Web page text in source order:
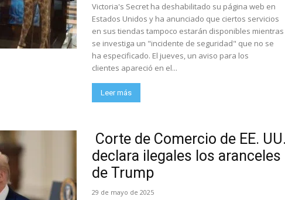
Victoria's Secret ha deshabilitado su página web en
Estados Unidos y ha anunciado que ciertos servicios
en sus tiendas tampoco estarán disponibles mientras
se investiga un "incidente de seguridad" que no se
ha especificado. El jueves, un aviso para los
clientes apareció en el...
Leer más
Corte de Comercio de EE. UU.
declara ilegales los aranceles
de Trump
29 de mayo de 2025